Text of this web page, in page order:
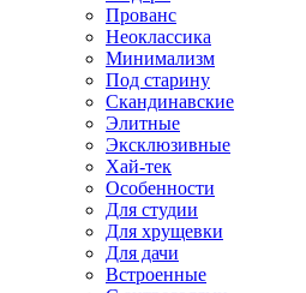
Прованс
Неоклассика
Минимализм
Под старину
Скандинавские
Элитные
Эксклюзивные
Хай-тек
Особенности
Для студии
Для хрущевки
Для дачи
Встроенные